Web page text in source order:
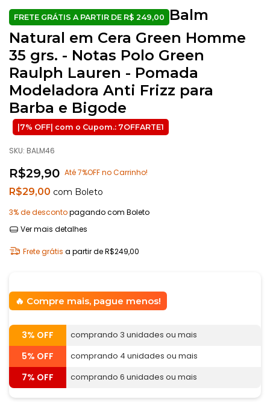
Balm
Natural em Cera Green Homme
35 grs. - Notas Polo Green
Raulph Lauren - Pomada
Modeladora Anti Frizz para
Barba e Bigode
SKU: BALM46
R$29,90 Até 7%OFF no Carrinho!
R$29,00 com Boleto
3% de descontopagando com Boleto
Ver mais detalhes
Frete grátis a partir deR$249,00
Compre mais, pague menos!
3% OFF comprando 3 unidades ou mais
5% OFF comprando 4 unidades ou mais
7% OFF comprando 6 unidades ou mais